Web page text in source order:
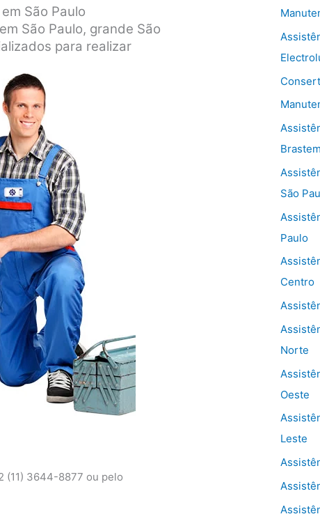
São Paulo
São Paulo, grande São
para realizar
(11) 3644-8877 ou pelo
São
Paulo
Centro
Norte
Oeste
Leste